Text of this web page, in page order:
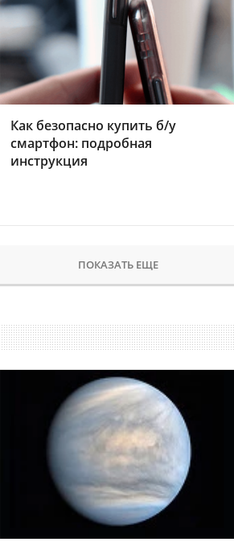
Как безопасно купить б/у
смартфон: подробная
инструкция
ПОКАЗАТЬ ЕЩЕ